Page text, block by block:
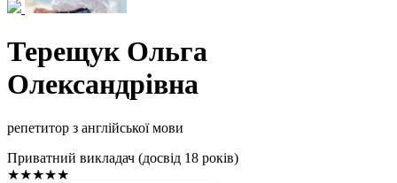
Терещук Ольга
Олександрівна
репетитор з англійської мови
Приватний викладач (досвід 18 років)
★★★★★